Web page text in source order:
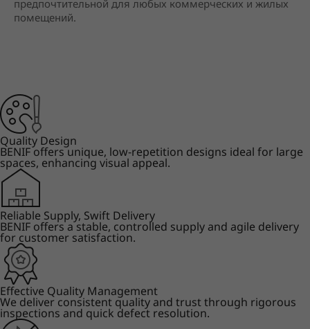
предпочтительной для любых коммерческих и жилых
помещений.
Quality Design
BENIF offers unique, low-repetition designs ideal for large
spaces, enhancing visual appeal.
Reliable Supply, Swift Delivery
BENIF offers a stable, controlled supply and agile delivery
for customer satisfaction.
Effective Quality Management
We deliver consistent quality and trust through rigorous
inspections and quick defect resolution.